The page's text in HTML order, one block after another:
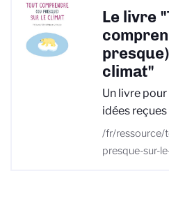
Le livre
climat"
Un livre
idées
/fr/ressource/
presque-sur-